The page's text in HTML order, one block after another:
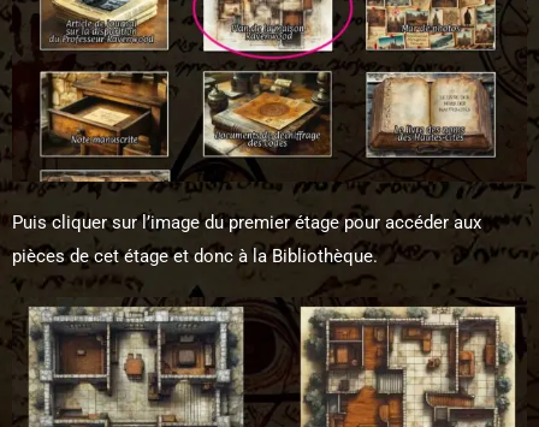
Puis cliquer sur l’image du premier étage pour accéder aux
pièces de cet étage et donc à la Bibliothèque.